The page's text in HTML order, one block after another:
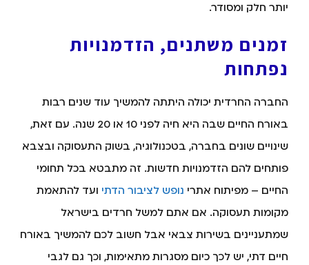
יותר חלק ומסודר.
זמנים משתנים, הזדמנויות
נפתחות
החברה החרדית יכולה היתתה להמשיך עוד שנים רבות
באורח החיים שבה היא חיה לפני 10 או 20 שנה. עם זאת,
שינויים שונים בחברה, בטכנולוגיה, בשוק התעסוקה ובצבא
פותחים להם הזדמנויות חדשות. זה מתבטא בכל תחומי
החיים – מפיתוח אתרי נופש לציבור הדתי ועד להתאמת
מקומות תעסוקה. אם אתם למשל חרדים בישראל
שמתעניינים בשירות צבאי אבל חשוב לכם להמשיך באורח
חיים דתי, יש לכך כיום מסגרות מתאימות, וכך גם לגבי